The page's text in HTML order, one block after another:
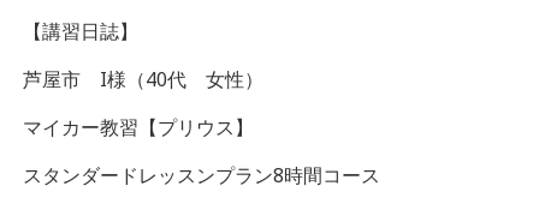
【講習日誌】
芦屋市 I様（40代 女性）
マイカー教習【プリウス】
スタンダードレッスンプラン8時間コース